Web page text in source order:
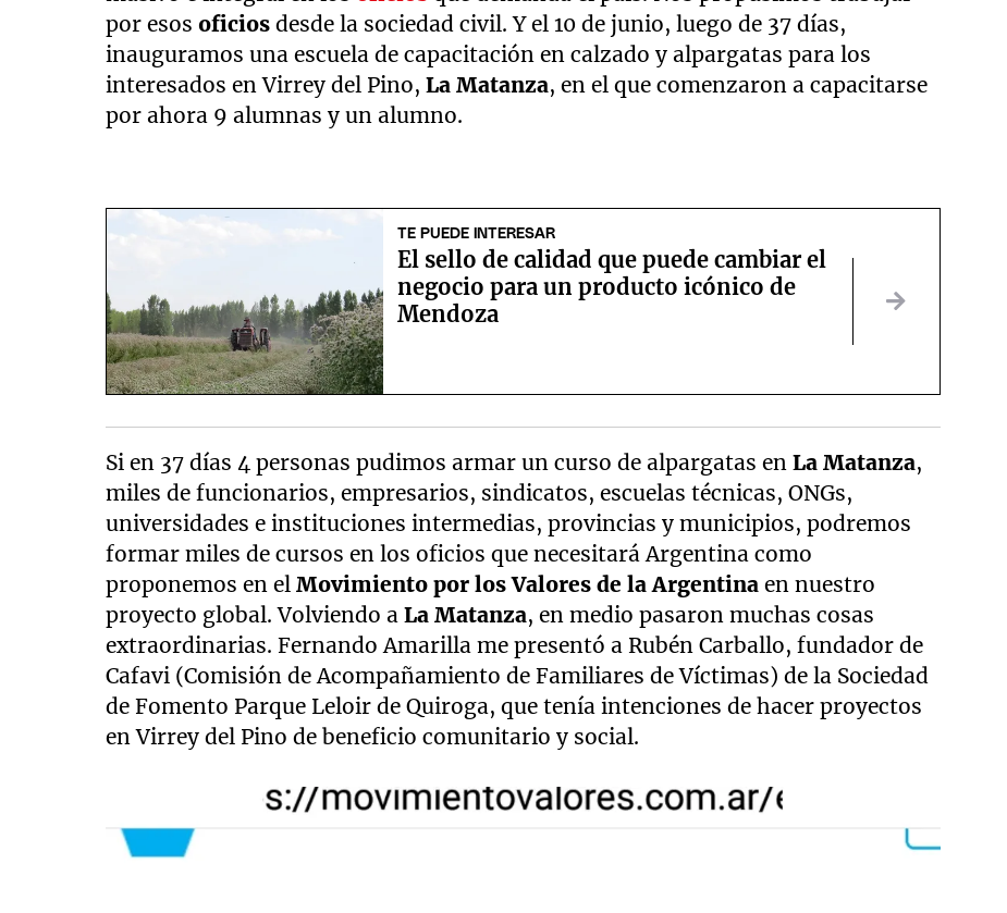
por esosoficios desde la sociedad civil. Y el 10 de junio, luego de 37 días,
inauguramos una escuela de capacitación en calzado y alpargatas para los
interesados en Virrey del Pino,La Matanza, en el que comenzaron a capacitarse
por ahora 9 alumnas y un alumno.
TE PUEDE INTERESAR
El sello de calidad que puede cambiar el
negocio para un producto icónico de
Mendoza
Si en 37 días 4 personas pudimos armar un curso de alpargatas enLa Matanza,
miles de funcionarios, empresarios, sindicatos, escuelas técnicas, ONGs,
universidades e instituciones intermedias, provincias y municipios, podremos
formar miles de cursos en los oficios que necesitará Argentina como
proponemos en elMovimiento por los Valores de la Argentina en nuestro
proyecto global. Volviendo aLa Matanza, en medio pasaron muchas cosas
extraordinarias. Fernando Amarilla me presentó a Rubén Carballo, fundador de
Cafavi (Comisión de Acompañamiento de Familiares de Víctimas) de la Sociedad
de Fomento Parque Leloir de Quiroga, que tenía intenciones de hacer proyectos
en Virrey del Pino de beneficio comunitario y social.